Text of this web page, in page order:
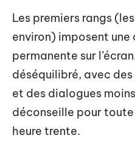
Les premiers rangs
environ) imposent
permanente sur
déséquilibré, avec
et des dialogues
déconseille pour toute
heure trente.